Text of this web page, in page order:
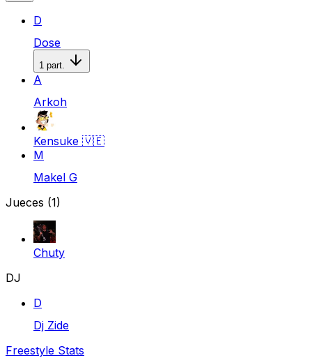
D
Dose
1 part.
A
Arkoh
Kensuke 🇻🇪
M
Makel G
Jueces (1)
Chuty
DJ
D
Dj Zide
Freestyle Stats